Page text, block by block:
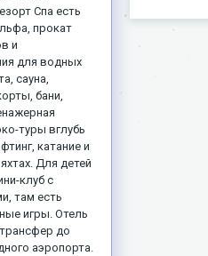
Спа есть
прокат
и
для водных
сауна,
бани,
туры вглубь
катание и
Для детей
клуб с
там есть
игры. Отель
до
аэропорта.